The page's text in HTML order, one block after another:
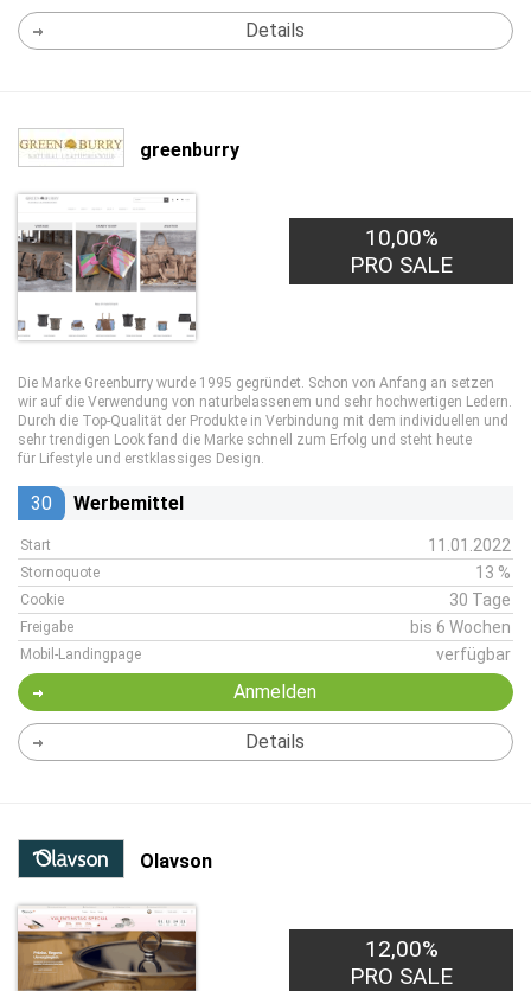
Details
greenburry
10,00%
PRO SALE
Die Marke Greenburry wurde 1995 gegründet. Schon von Anfang an setzen
wir auf die Verwendung von naturbelassenem und sehr hochwertigen Ledern.
Durch die Top-Qualität der Produkte in Verbindung mit dem individuellen und
sehr trendigen Look fand die Marke schnell zum Erfolg und steht heute
für Lifestyle und erstklassiges Design.
30 Werbemittel
Start 11.01.2022
Stornoquote 13 %
Cookie 30 Tage
Freigabe bis 6 Wochen
Mobil-Landingpage verfügbar
Anmelden
Details
Olavson
12,00%
PRO SALE